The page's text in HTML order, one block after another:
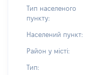
Тип населеного
пункту:
Населений пункт:
Район у місті:
Тип: